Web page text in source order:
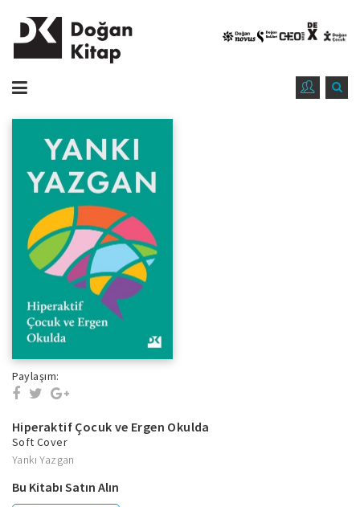
Paylaşım:
Hiperaktif Çocuk ve Ergen Okulda
Soft Cover
Yankı Yazgan
Bu Kitabı Satın Alın